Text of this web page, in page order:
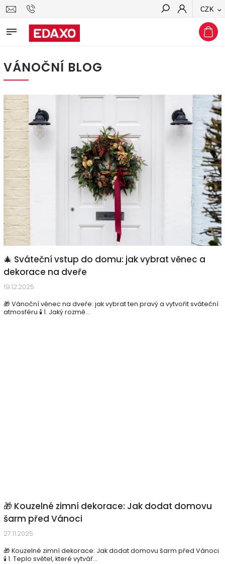
CZK
Hledat
VÁNOČNÍ BLOG
🎄 Sváteční vstup do domu: jak vybrat věnec a
dekorace na dveře
19.12.2025
🎁 Vánoční věnec na dveře: jak vybrat ten pravý a vytvořit sváteční
atmosféru 🕯️ 1. Jaký rozmě...
🎁 Kouzelné zimní dekorace: Jak dodat domovu
šarm před Vánoci
27.11.2025
🎁 Kouzelné zimní dekorace: Jak dodat domovu šarm před Vánoci
🕯️ 1. Teplo světel, které vytvář...